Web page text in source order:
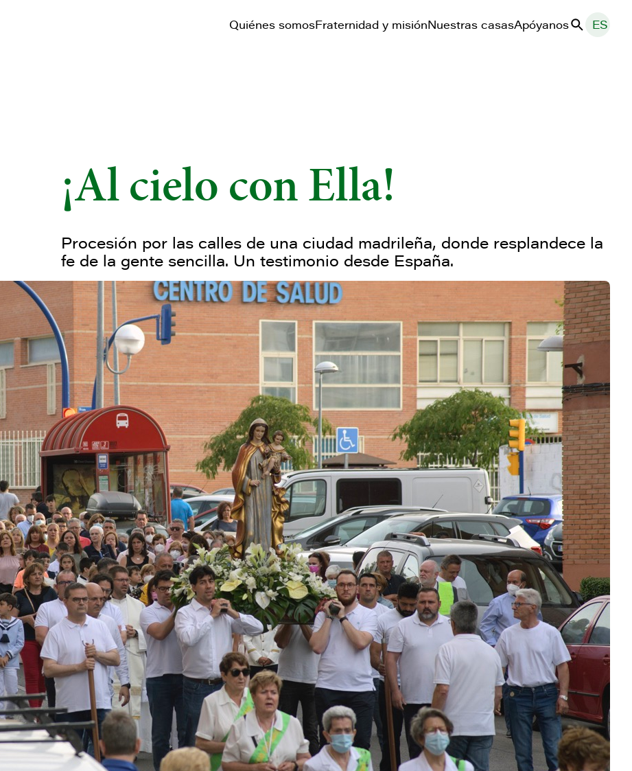
Quiénes somosFraternidad y misiónNuestras casasApóyanosBuscar
ES
¡Al cielo con Ella!
Procesión por las calles de una ciudad madrileña, donde resplandece la
fe de la gente sencilla. Un testimonio desde España.